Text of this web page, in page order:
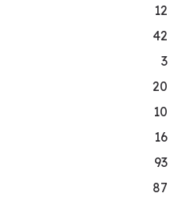
12
42
3
20
10
16
93
87